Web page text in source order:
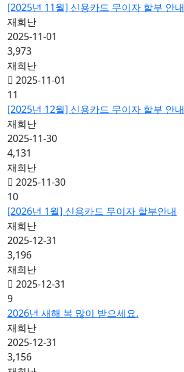
[2025년 11월] 신용카드 무이자 할부 안내
재희난
2025-11-01
3,973
재희난
2025-11-01
11
[2025년 12월] 신용카드 무이자 할부 안내
재희난
2025-11-30
4,131
재희난
2025-11-30
10
[2026년 1월] 신용카드 무이자 할부안내
재희난
2025-12-31
3,196
재희난
2025-12-31
9
2026년 새해 복 많이 받으세요.
재희난
2025-12-31
3,156